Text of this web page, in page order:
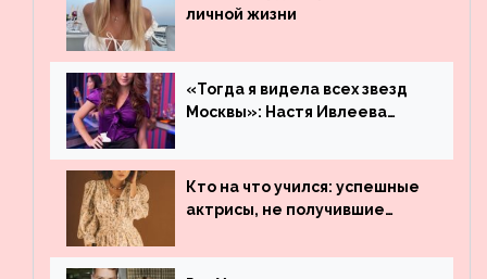
личной жизни
«Тогда я видела всех звезд
Москвы»: Настя Ивлеева
популярности и выложила
архивные фото
Кто на что учился: успешные
актрисы, не получившие